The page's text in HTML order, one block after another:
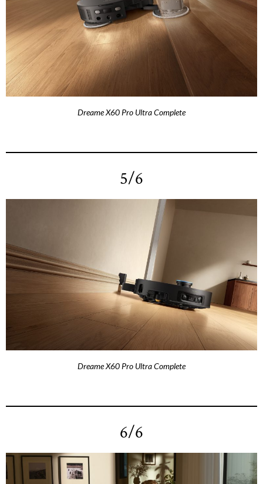
Dreame X60 Pro Ultra Complete
5/6
Dreame X60 Pro Ultra Complete
6/6